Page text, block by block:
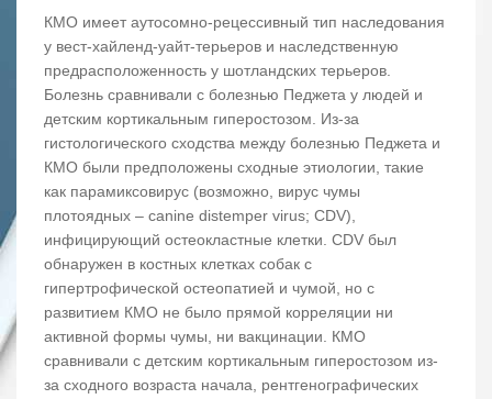
КМО имеет аутосомно-рецессивный тип наследования
у вест-хайленд-уайт-терьеров и наследственную
предрасположенность у шотландских терьеров.
Болезнь сравнивали с болезнью Педжета у людей и
детским кортикальным гиперостозом. Из-за
гистологического сходства между болезнью Педжета и
КМО были предположены сходные этиологии, такие
как парамиксовирус (возможно, вирус чумы
плотоядных – canine distemper virus; CDV),
инфицирующий остеокластные клетки. CDV был
обнаружен в костных клетках собак с
гипертрофической остеопатией и чумой, но с
развитием КМО не было прямой корреляции ни
активной формы чумы, ни вакцинации. КМО
сравнивали с детским кортикальным гиперостозом из-
за сходного возраста начала, рентгенографических